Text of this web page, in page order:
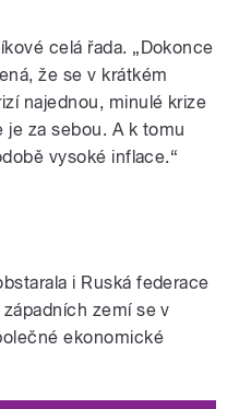
celá řada. „ Dokonce
že se v krátkém
najednou, minulé krize
je za sebou. A k tomu
vysoké inflace.“
i Ruská federace
zemí se v
ekonomické